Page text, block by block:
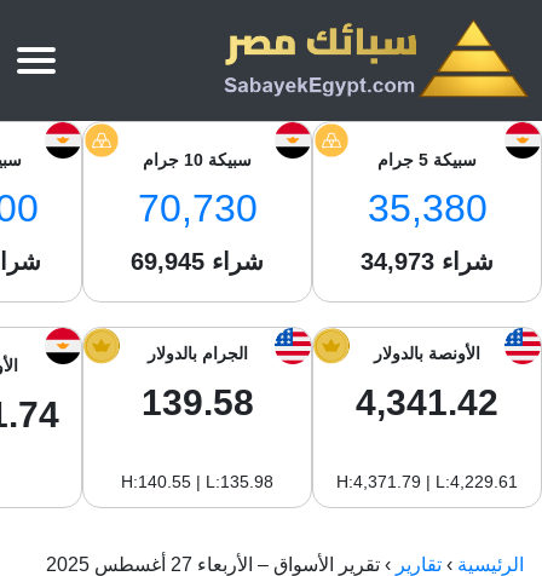
الرئيسية
أسعار الذهب اليوم
سعر أونصة الذهب
سعر الذهب عيار 24
سعر الذهب عيار 21
سعر جنيه الذهب
سبائك الذهب
سبائك الذهب
بي تي سي
جولد ايرا
سام
ام بي جولد
الراعي جولد
أسعار الفضة اليوم
سبائك الفضة
تقارير
سبيكة 5 جرام
35,380
34,973 شراء
سبيكة 10 جرام
70,730
69,945 شراء
الأونصة بالدولار
4,341.42
H:4,371.79 | L:4,229.61
الجرام بالدولار
139.58
H:140.55 | L:135.98
الرئيسية › تقارير › تقرير الأسواق – الأربعاء 27 أغسطس 2025